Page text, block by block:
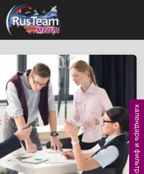
календарь и фильтр